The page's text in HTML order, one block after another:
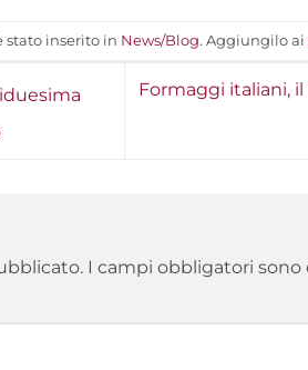
stato inserito in News/Blog. Aggiungilo ai
Formaggi italiani,
I campi obbligatori sono